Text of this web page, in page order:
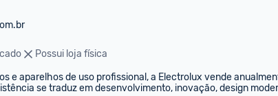
Possui loja física
e aparelhos de uso profissional, a Electrolux vende
se traduz em desenvolvimento, inovação, design